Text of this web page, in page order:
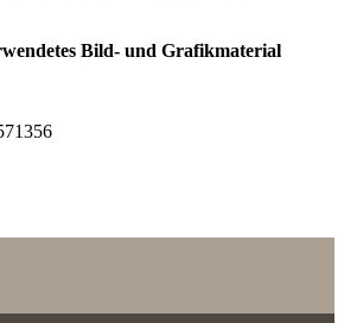
Bild- und Grafikmaterial